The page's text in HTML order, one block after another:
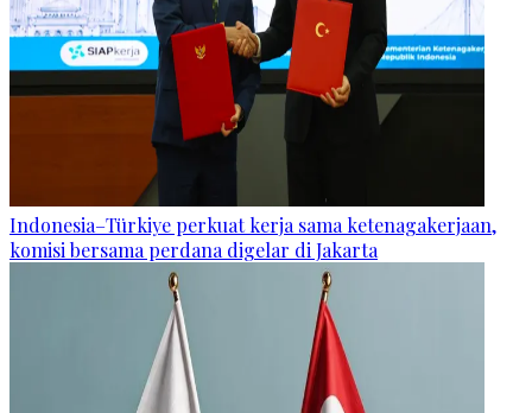
Indonesia–Türkiye perkuat kerja sama ketenagakerjaan,
komisi bersama perdana digelar di Jakarta